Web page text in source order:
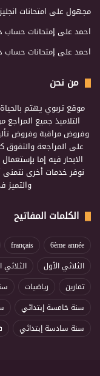
مجهولعلى امتحانات
احمدعلى إمتحانات حساب
احمدعلى إمتحانات حساب
من نحن
موقع تربوي يهتم بالحياة
التلاميذ جميع المراجع
وفروض مراقبة وفروض
على المراجعة والتفوق
الابحار فيه إما
نوفر خدمات أخرى نتمنى
والتميز
الكلمات المفاتيح
6ème année
français
الثلاثي الأول
الثلاثي
تمارين
رياضيات
سنة خامسة إبتدائي
سنة سادسة إبتدائي